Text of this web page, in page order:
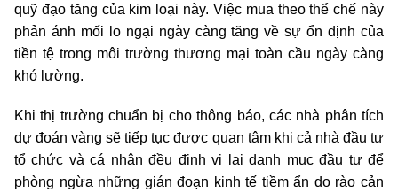
quỹ đạo tăng của kim loại này. Việc mua theo thể chế này
phản ánh mối lo ngại ngày càng tăng về sự ổn định của
tiền tệ trong môi trường thương mại toàn cầu ngày càng
khó lường.
Khi thị trường chuẩn bị cho thông báo, các nhà phân tích
dự đoán vàng sẽ tiếp tục được quan tâm khi cả nhà đầu tư
tổ chức và cá nhân đều định vị lại danh mục đầu tư để
phòng ngừa những gián đoạn kinh tế tiềm ẩn do rào cản